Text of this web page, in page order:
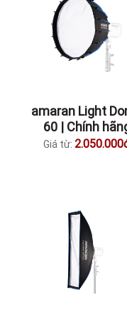
amaran Light
60 | Chính
Giá từ: